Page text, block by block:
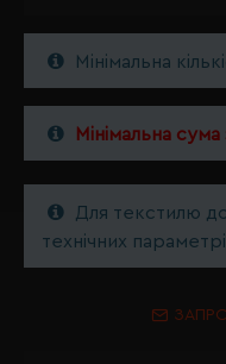
Мінімальна
Мінімальна
Для текстилю
технічних